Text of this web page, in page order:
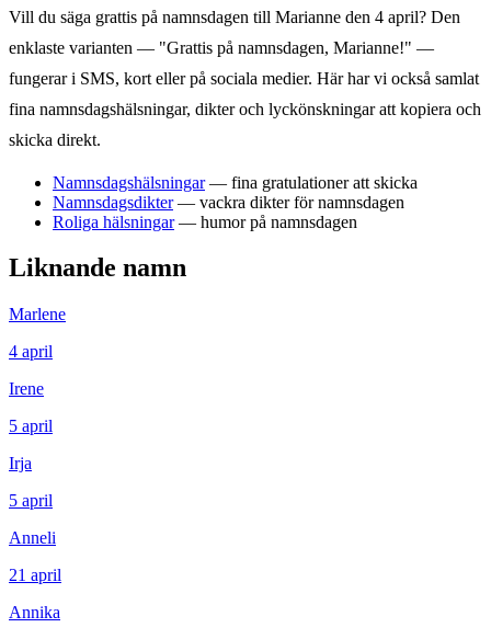
Vill du säga grattis på namnsdagen till Marianne den 4 april? Den
enklaste varianten — "Grattis på namnsdagen, Marianne!" —
fungerar i SMS, kort eller på sociala medier. Här har vi också samlat
fina namnsdagshälsningar, dikter och lyckönskningar att kopiera och
skicka direkt.
Namnsdagshälsningar — fina gratulationer att skicka
Namnsdagsdikter— vackra dikter för namnsdagen
Roliga hälsningar— humor på namnsdagen
Liknande namn
Marlene
4 april
Irene
5 april
Irja
5 april
Anneli
21 april
Annika